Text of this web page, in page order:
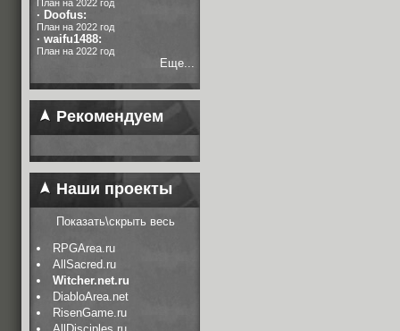
План на 2022 год
· Doofus:
План на 2022 год
· waifu1488:
План на 2022 год
Еще...
Рекомендуем
Наши проекты
Показать\скрыть весь
RPGArea.ru
AllSacred.ru
Witcher.net.ru
DiabloArea.net
RisenGame.ru